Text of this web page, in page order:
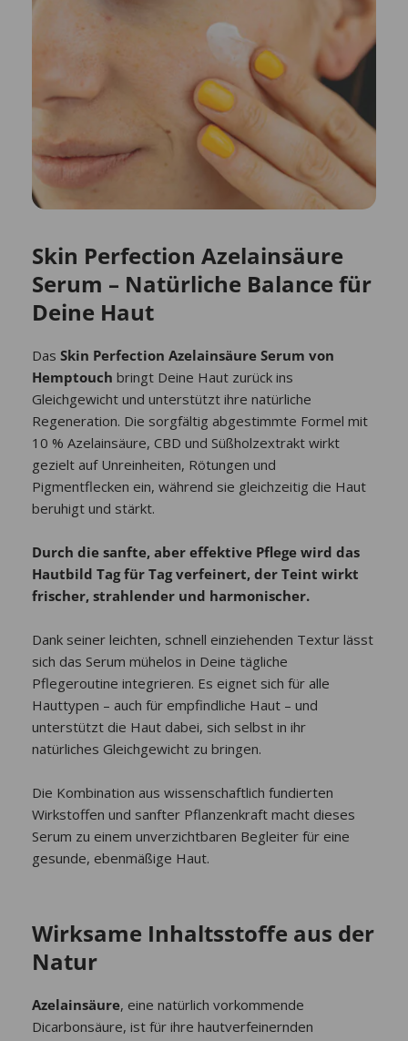
Skin Perfection Azelainsäure
Serum – Natürliche Balance für
Deine Haut
Das Skin Perfection Azelainsäure Serum von
Hemptouch bringt Deine Haut zurück ins
Gleichgewicht und unterstützt ihre natürliche
Regeneration. Die sorgfältig abgestimmte Formel mit
10 % Azelainsäure, CBD und Süßholzextrakt wirkt
gezielt auf Unreinheiten, Rötungen und
Pigmentflecken ein, während sie gleichzeitig die Haut
beruhigt und stärkt.
Durch die sanfte, aber effektive Pflege wird das
Hautbild Tag für Tag verfeinert, der Teint wirkt
frischer, strahlender und harmonischer.
Dank seiner leichten, schnell einziehenden Textur lässt
sich das Serum mühelos in Deine tägliche
Pflegeroutine integrieren. Es eignet sich für alle
Hauttypen – auch für empfindliche Haut – und
unterstützt die Haut dabei, sich selbst in ihr
natürliches Gleichgewicht zu bringen.
Die Kombination aus wissenschaftlich fundierten
Wirkstoffen und sanfter Pflanzenkraft macht dieses
Serum zu einem unverzichtbaren Begleiter für eine
gesunde, ebenmäßige Haut.
Wirksame Inhaltsstoffe aus der
Natur
Azelainsäure, eine natürlich vorkommende
Dicarbonsäure, ist für ihre hautverfeinernden